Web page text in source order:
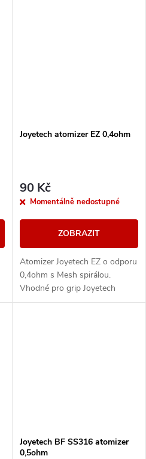
Joyetech atomizer EZ 0,4ohm
90 Kč
Momentálně nedostupné
ZOBRAZIT
Atomizer Joyetech EZ o odporu
0,4ohm s Mesh spirálou.
Vhodné pro grip Joyetech
Exceed Grip Pro a ObliQ .
Joyetech BF SS316 atomizer
0,5ohm